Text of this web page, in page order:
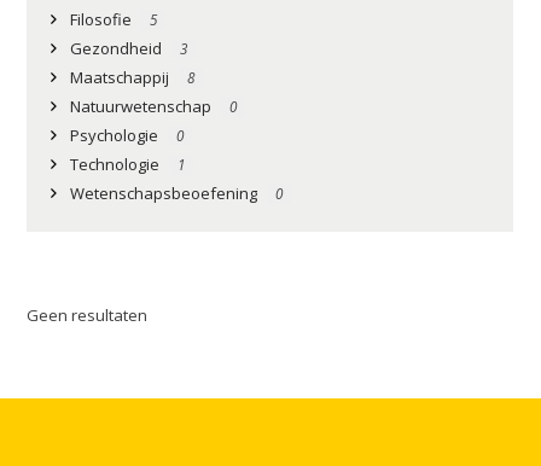
Studium Generale
Filosofie 5
Gezondheid 3
Maatschappij 8
Natuurwetenschap 0
Psychologie 0
Technologie 1
Wetenschapsbeoefening 0
Geen resultaten